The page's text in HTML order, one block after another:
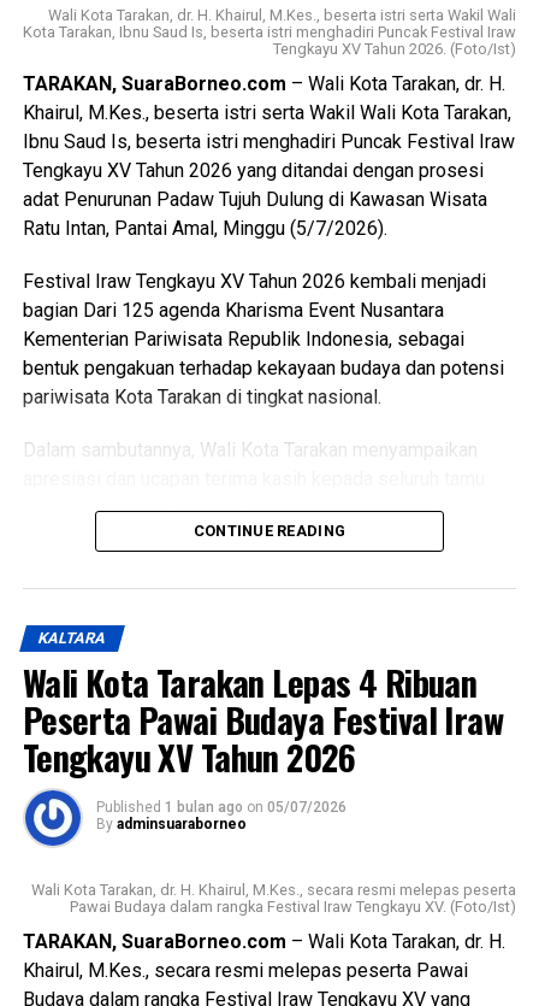
pemindahan SRT 59 Tarakan ke gedung baru yang
berlokasi di Kecamatan Tarakan Utara. Diharapkan, dengan
fasilitas yang lebih memadai, semangat belajar dan proses
pembinaan peserta didik dapat semakin meningkat.
Mengakhiri sambutannya, Wakil Wali Kota menyampaikan
apresiasi dan terima kasih kepada seluruh guru dan tenaga
pendidik yang telah dengan penuh dedikasi membimbing
pendidikan, sehingga mampu mencetak generasi yang
berkarakter, mandiri, dan berprestasi. (Adv/Mandu)
Views: 56
Bagikan ke
Messenger
Wali Kota Tarakan, dr. H. Khairul, M.Kes., beserta istri serta Wakil Wali
Kota Tarakan, Ibnu Saud Is, beserta istri menghadiri Puncak Festival Iraw
Tengkayu XV Tahun 2026. (Foto/Ist)
TARAKAN, SuaraBorneo.com – Wali Kota Tarakan, dr. H.
Khairul, M.Kes., beserta istri serta Wakil Wali Kota Tarakan,
Ibnu Saud Is, beserta istri menghadiri Puncak Festival Iraw
Tengkayu XV Tahun 2026 yang ditandai dengan prosesi
adat Penurunan Padaw Tujuh Dulung di Kawasan Wisata
Ratu Intan, Pantai Amal, Minggu (5/7/2026).
Festival Iraw Tengkayu XV Tahun 2026 kembali menjadi
bagian Dari 125 agenda Kharisma Event Nusantara
Kementerian Pariwisata Republik Indonesia, sebagai
bentuk pengakuan terhadap kekayaan budaya dan potensi
pariwisata Kota Tarakan di tingkat nasional.
Dalam sambutannya, Wali Kota Tarakan menyampaikan
undangan yang telah hadir serta masyarakat yang
memadati lokasi acara dengan penuh antusias untuk
kebijakan efisiensi anggaran, pelaksanaan Festival Iraw
Tengkayu akan terus dipertahankan sebagai upaya
melestarikan budaya lokal dan pariwisata daerah.
Mengakhiri sambutannya, Wali Kota berharap Kota Tarakan
senantiasa diberikan keberkahan, keamanan, kemajuan, dan
kesejahteraan bagi seluruh masyarakatnya.
Pariwisata Republik Indonesia, perwakilan Pemerintah
kabupaten lainnya, unsur Forkopimda, tokoh adat, tokoh
masyarakat, serta tamu undangan lainnya. [Adv/Mandu]
CONTINUE READING
KALTARA
Wali Kota Tarakan Lepas 4 Ribuan
Peserta Pawai Budaya Festival Iraw
Tengkayu XV Tahun 2026
Published 1 bulan ago on 05/07/2026
By adminsuaraborneo
Wali Kota Tarakan, dr. H. Khairul, M.Kes., secara resmi melepas peserta
Pawai Budaya dalam rangka Festival Iraw Tengkayu XV. (Foto/Ist)
TARAKAN, SuaraBorneo.com – Wali Kota Tarakan, dr. H.
Khairul, M.Kes., secara resmi melepas peserta Pawai
Budaya dalam rangka Festival Iraw Tengkayu XV yang